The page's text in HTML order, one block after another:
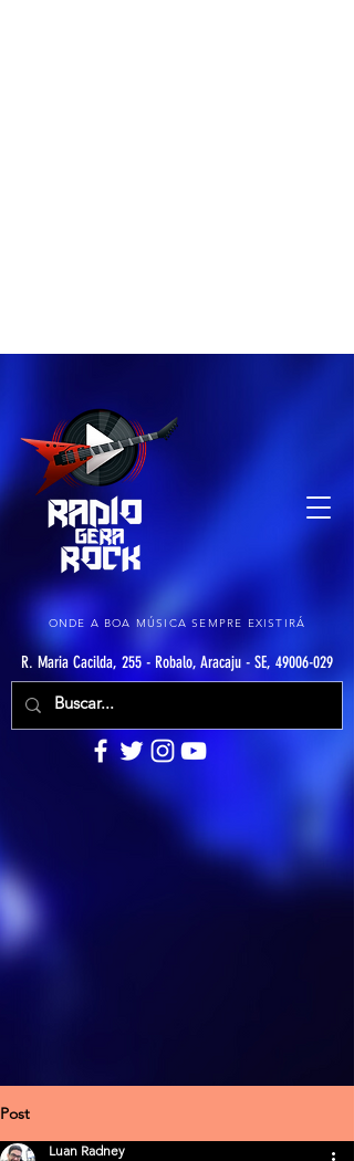
ONDE A BOA MÚSICA SEMPRE EXISTIRÁ
R. Maria Cacilda, 255 - Robalo, Aracaju - SE, 49006-029
Post
Luan Radney